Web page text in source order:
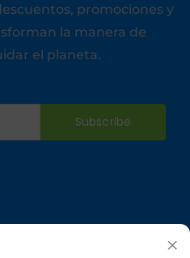
promociones y
la manera de
el planeta.
Subscribe
×